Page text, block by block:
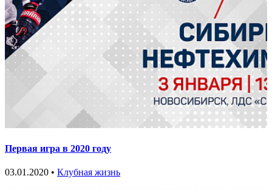
Первая игра в 2020 году
03.01.2020 • Клубная жизнь